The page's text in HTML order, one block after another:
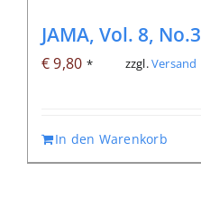
JAMA, Vol. 8, No.3
€9,80 * zzgl.Versand
In den Warenkorb